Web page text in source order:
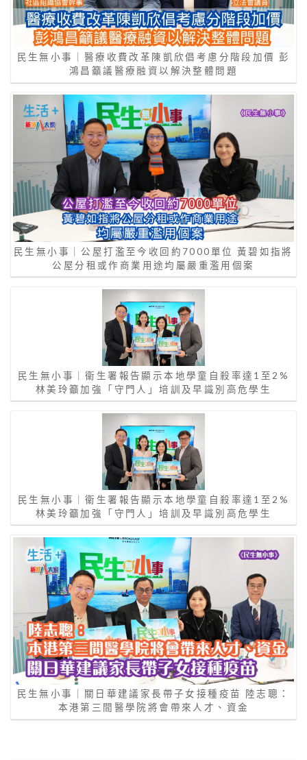
民生無小事｜醫療收費改革陳凱欣倡考慮分階段加價 彭
鴻昌籲議醫療融資以解決整體問題
民生無小事｜公屋打濫至今收回約7000單位 黃碧如指將
公屋分租或作商業用途均屬嚴重濫用個案
民生無小事｜衞生署報告顯示本地學童自殺率達1至2%
林美玲籲加強「守門人」培訓及早識別高危學生
民生無小事｜衞生署報告顯示本地學童自殺率達1至2%
林美玲籲加強「守門人」培訓及早識別高危學生
民生無小事｜關日華建議家長帶子女接種疫苗 陸志聰：
本港第三間醫學院將會帶來人才、資金